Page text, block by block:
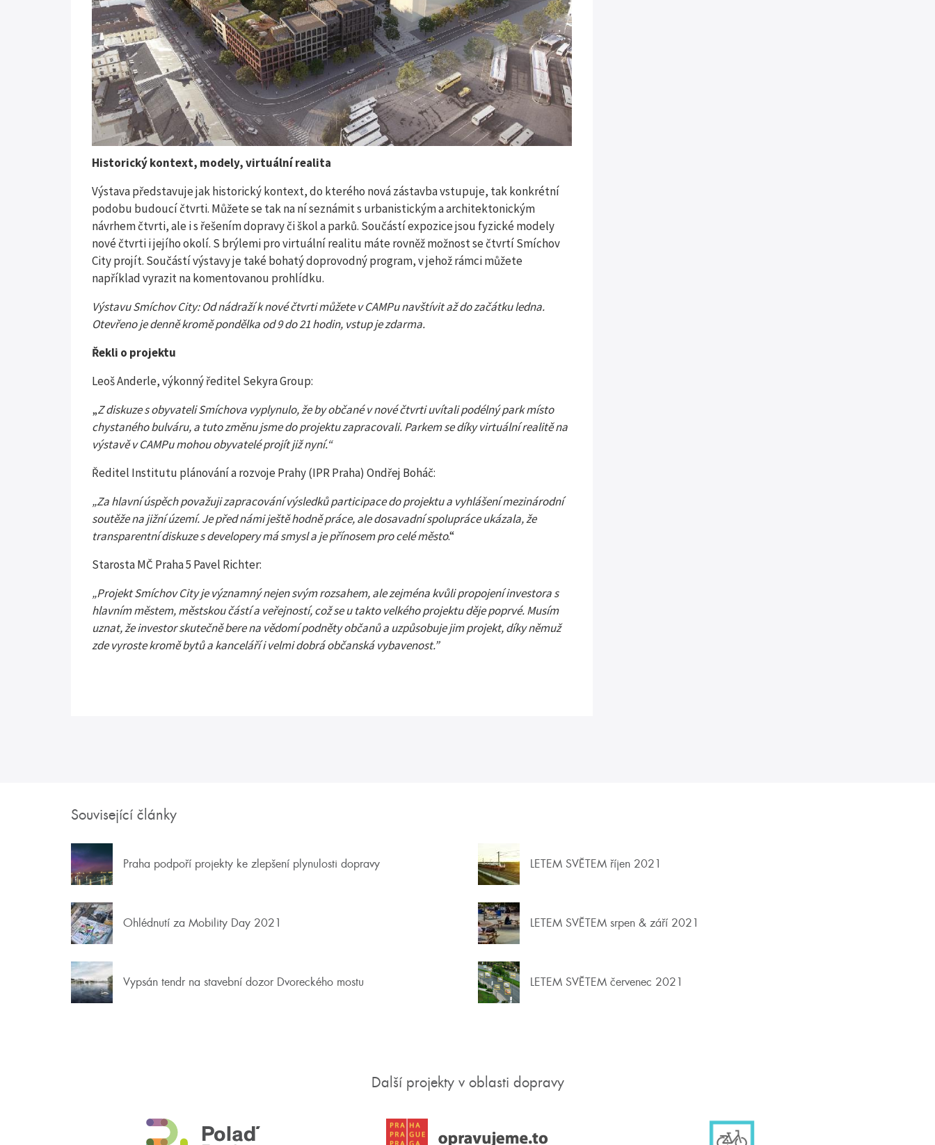
Historický kontext, modely, virtuální realita
Výstava představuje jak historický kontext, do kterého nová zástavba vstupuje, tak konkrétní
podobu budoucí čtvrti. Můžete se tak na ní seznámit s urbanistickým a architektonickým
návrhem čtvrti, ale i s řešením dopravy či škol a parků. Součástí expozice jsou fyzické modely
nové čtvrti i jejího okolí. S brýlemi pro virtuální realitu máte rovněž možnost se čtvrtí Smíchov
City projít. Součástí výstavy je také bohatý doprovodný program, v jehož rámci můžete
například vyrazit na komentovanou prohlídku.
Výstavu Smíchov City: Od nádraží k nové čtvrti můžete v CAMPu navštívit až do začátku ledna.
Otevřeno je denně kromě pondělka od 9 do 21 hodin, vstup je zdarma.
Řekli o projektu
Leoš Anderle, výkonný ředitel Sekyra Group:
„Z diskuze s obyvateli Smíchova vyplynulo, že by občanév nové čtvrti uvítali podélný park místo
chystaného bulváru, a tuto změnu jsme do projektu zapracovali. Parkem se díky virtuální realitě na
výstavě v CAMPu mohou obyvateléprojít již nyní.“
Ředitel Institutu plánování a rozvoje Prahy (IPR Praha) Ondřej Boháč:
„Za hlavní úspěch považuji zapracování výsledků participace do projektu a vyhlášení mezinárodní
soutěže na jižní území. Je před námi ještě hodně práce, ale dosavadní spolupráce ukázala, že
transparentní diskuze s developery má smysl a je přínosem pro celé město.“
Starosta MČ Praha 5 Pavel Richter:
„Projekt Smíchov City je významný nejen svým rozsahem, ale zejména kvůli propojení investora s
hlavním městem, městskou částí a veřejností, což se u takto velkého projektu děje poprvé. Musím
uznat, že investor skutečně bere na vědomí podněty občanů a uzpůsobuje jim projekt, díky němuž
zde vyroste kromě bytů a kanceláří i velmi dobrá občanská vybavenost.”
Související články
Praha podpoří projekty ke zlepšení plynulosti dopravy LETEM SVĚTEM říjen 2021
Ohlédnutí za Mobility Day 2021 LETEM SVĚTEM srpen & září 2021
Vypsán tendr na stavební dozor Dvoreckého mostu LETEM SVĚTEM červenec 2021
Další projekty v oblasti dopravy